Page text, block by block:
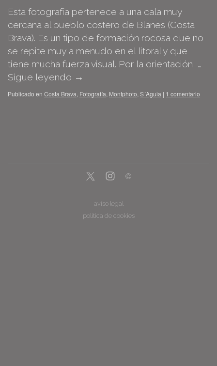
Esta fotografía pertenece a una cala muy
cercana al pueblo costero de Blanes (Costa
Brava). Es un tipo de formación rocosa que no
se repite muy a menudo en el litoral y que
tiene mucha fuerza visual. Por la orientación, …
Sigue leyendo →
Publicado en Costa Brava, Fotografía, Montphoto, S´Aguia | 1 comentario
aviso legal
política de cookies